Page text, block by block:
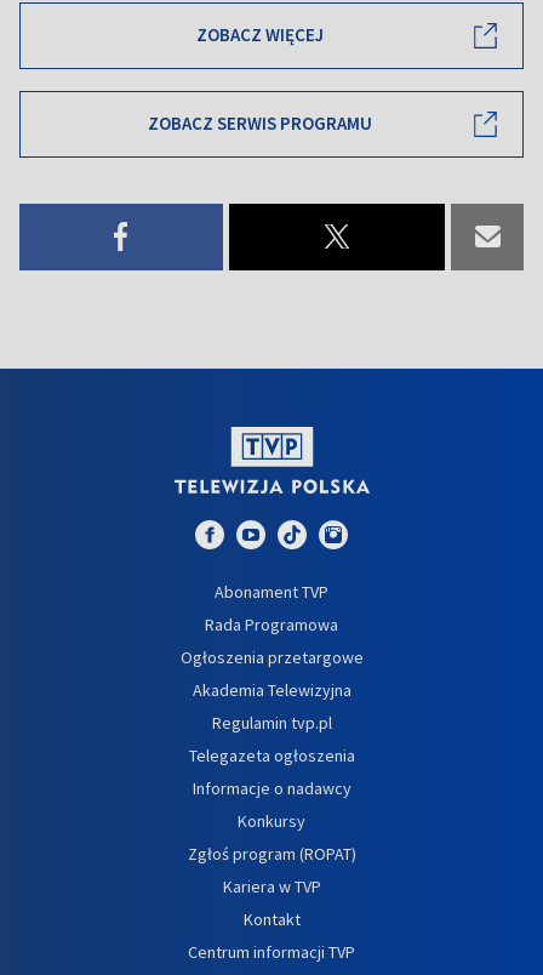
ZOBACZ WIĘCEJ
ZOBACZ SERWIS PROGRAMU
Abonament TVP
Rada Programowa
Ogłoszenia przetargowe
Akademia Telewizyjna
Regulamin tvp.pl
Telegazeta ogłoszenia
Informacje o nadawcy
Konkursy
Zgłoś program (ROPAT)
Kariera w TVP
Kontakt
Centrum informacji TVP